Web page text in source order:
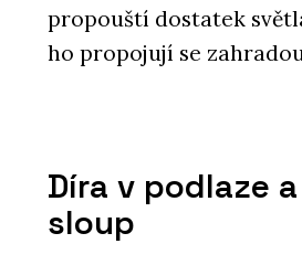
propouští dostatek
ho propojují se
Díra v podlaze
sloup